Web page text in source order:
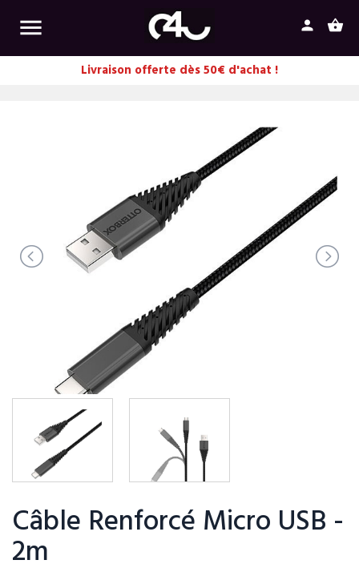
 shopping_basket
person
Livraison offerte dès 50€ d'achat !
Câble Renforcé Micro USB -
2m